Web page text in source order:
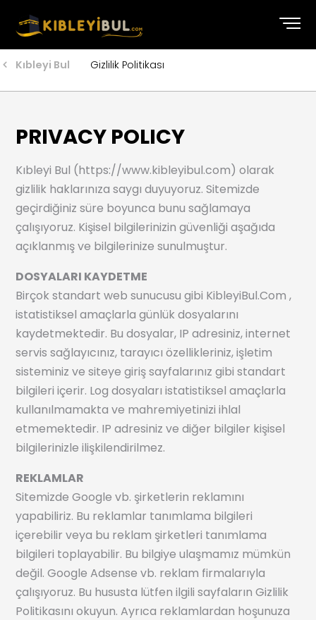
Kıbleyi Bul Gizlilik Politikası
PRIVACY POLICY
Kıbleyi Bul (https://www.kibleyibul.com) olarak
gizlilik haklarınıza saygı duyuyoruz. Sitemizde
geçirdiğiniz süre boyunca bunu sağlamaya
çalışıyoruz. Kişisel bilgilerinizin güvenliği aşağıda
açıklanmış ve bilgilerinize sunulmuştur.
DOSYALARI KAYDETME
Birçok standart web sunucusu gibi KibleyiBul.Com ,
istatistiksel amaçlarla günlük dosyalarını
kaydetmektedir. Bu dosyalar, IP adresiniz, internet
servis sağlayıcınız, tarayıcı özellikleriniz, işletim
sisteminiz ve siteye giriş sayfalarınız gibi standart
bilgileri içerir. Log dosyaları istatistiksel amaçlarla
kullanılmamakta ve mahremiyetinizi ihlal
etmemektedir. IP adresiniz ve diğer bilgiler kişisel
bilgilerinizle ilişkilendirilmez.
REKLAMLAR
Sitemizde Google vb. şirketlerin reklamını
yapabiliriz. Bu reklamlar tanımlama bilgileri
içerebilir veya bu reklam şirketleri tanımlama
bilgileri toplayabilir. Bu bilgiye ulaşmamız mümkün
değil. Google Adsense vb. reklam firmalarıyla
çalışıyoruz. Bu hususta lütfen ilgili sayfaların Gizlilik
Politikasını okuyun. Ayrıca reklamlardan hoşunuza